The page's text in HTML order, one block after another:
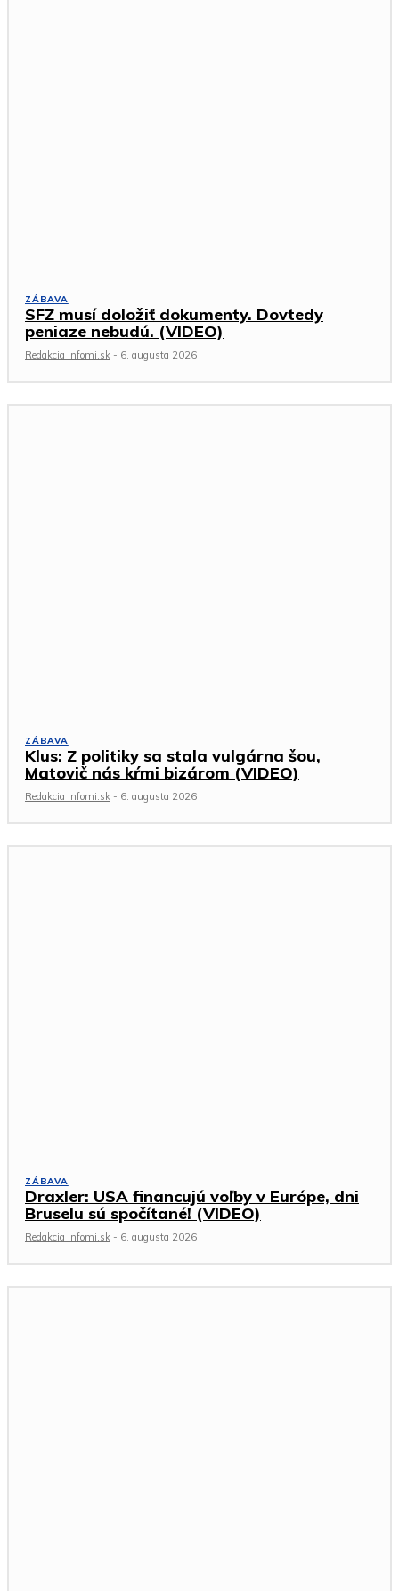
ZÁBAVA
SFZ musí doložiť dokumenty. Dovtedy
peniaze nebudú. (VIDEO)
Redakcia Infomi.sk - 6. augusta 2026
ZÁBAVA
Klus: Z politiky sa stala vulgárna šou,
Matovič nás kŕmi bizárom (VIDEO)
Redakcia Infomi.sk - 6. augusta 2026
ZÁBAVA
Draxler: USA financujú voľby v Európe, dni
Bruselu sú spočítané! (VIDEO)
Redakcia Infomi.sk - 6. augusta 2026